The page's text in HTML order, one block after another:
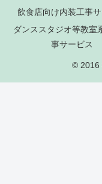
飲食店向け内装工事
ダンススタジオ等教室
事サービス
© 2016